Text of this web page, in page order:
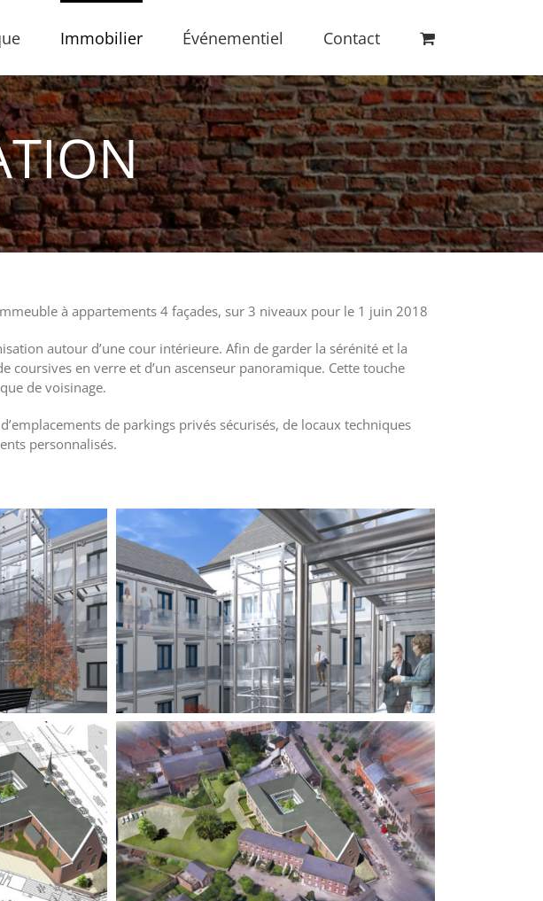
Immobilier Événementiel Contact
à appartements 4 façades, sur 3 niveaux pour le 1 juin 2018
autour d’une cour intérieure. Afin de garder la sérénité et la
en verre et d’un ascenseur panoramique. Cette touche
de voisinage.
de parkings privés sécurisés, de locaux techniques
personnalisés.